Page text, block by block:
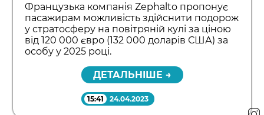
Французька компанія Zephalto пропонує
пасажирам можливість здійснити подорож
у стратосферу на повітряній кулі за ціною
від 120 000 євро (132 000 доларів США) за
особу у 2025 році.
ДЕТАЛЬНІШЕ →
15:41 24.04.2023